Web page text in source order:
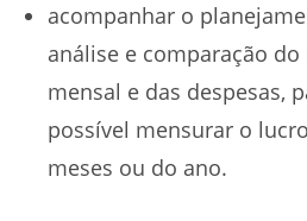
acompanhar o
análise e comparação
mensal e das despesas,
possível mensurar o
meses ou do ano.